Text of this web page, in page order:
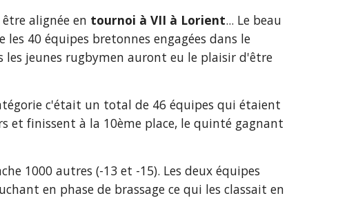
alignée en tournoi à VII à Lorient... Le beau
soleil anoncé pour le week-end a du en dissuader plus d'un de prendre le car et rejoindre les 40 équipes bretonnes engagées dans le
jeunes rugbymen auront eu le plaisir d'être
c'était un total de 46 équipes qui étaient
et finissent à la 10ème place, le quinté gagnant
1000 autres (-13 et -15). Les deux équipes
en phase de brassage ce qui les classait en